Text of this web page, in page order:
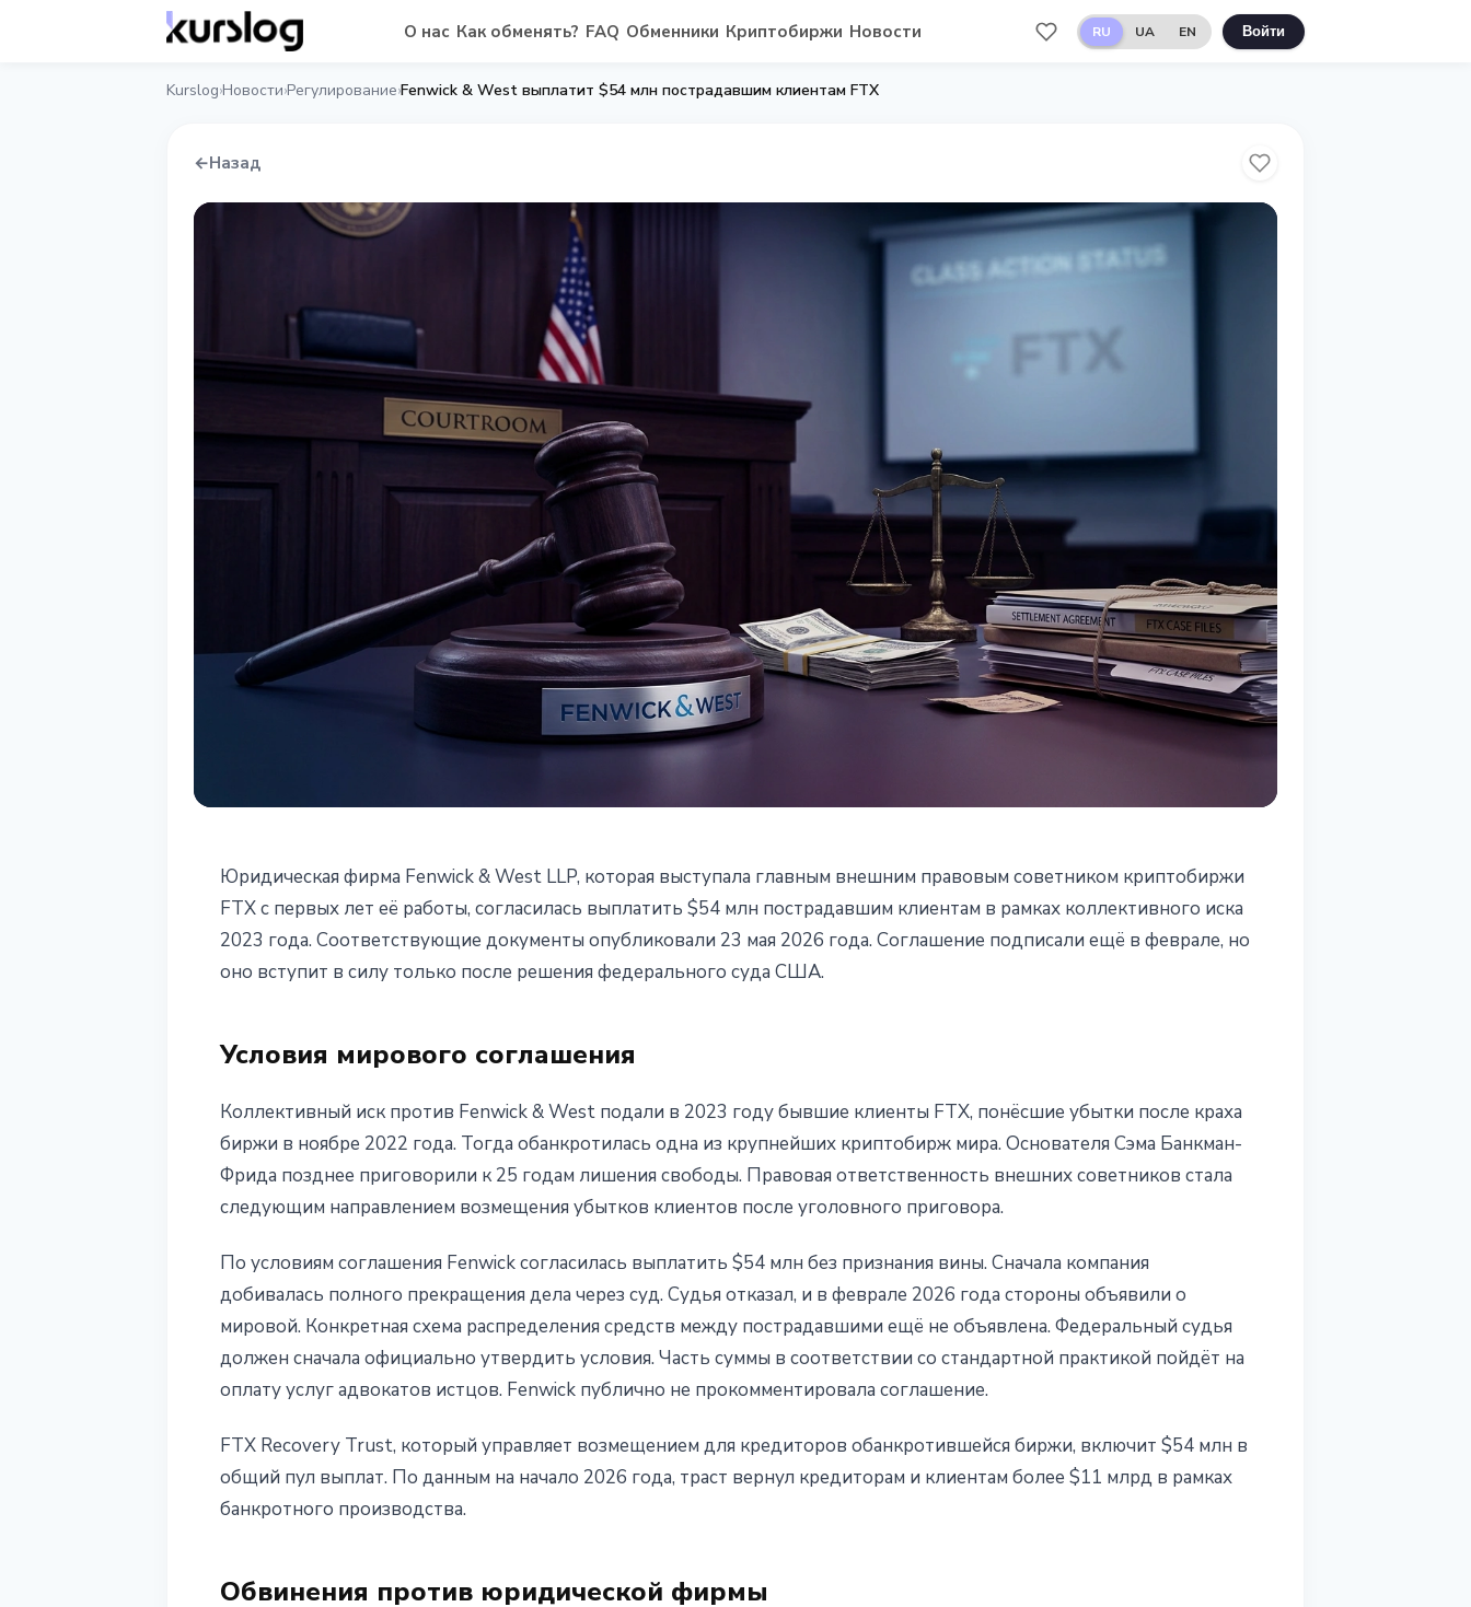
О нас Как обменять? FAQ Обменники Криптобиржи Новости RU UA EN Войти
Kurslog›Новости›Регулирование›Fenwick & West выплатит $54 млн пострадавшим клиентам FTX
←Назад
Fenwick & West выплатит $54 млн
пострадавшим клиентам FTX
Юридическая фирма Fenwick & West LLP, которая выступала главным внешним правовым советником криптобиржи
FTX с первых лет её работы, согласилась выплатить $54 млн пострадавшим клиентам в рамках коллективного иска
2023 года. Соответствующие документы опубликовали 23 мая 2026 года. Соглашение подписали ещё в феврале, но
оно вступит в силу только после решения федерального суда США.
Условия мирового соглашения
Коллективный иск против Fenwick & West подали в 2023 году бывшие клиенты FTX, понёсшие убытки после краха
биржи в ноябре 2022 года. Тогда обанкротилась одна из крупнейших криптобирж мира. Основателя Сэма Банкман-
Фрида позднее приговорили к 25 годам лишения свободы. Правовая ответственность внешних советников стала
следующим направлением возмещения убытков клиентов после уголовного приговора.
По условиям соглашения Fenwick согласилась выплатить $54 млн без признания вины. Сначала компания
добивалась полного прекращения дела через суд. Судья отказал, и в феврале 2026 года стороны объявили о
мировой. Конкретная схема распределения средств между пострадавшими ещё не объявлена. Федеральный судья
должен сначала официально утвердить условия. Часть суммы в соответствии со стандартной практикой пойдёт на
оплату услуг адвокатов истцов. Fenwick публично не прокомментировала соглашение.
FTX Recovery Trust, который управляет возмещением для кредиторов обанкротившейся биржи, включит $54 млн в
общий пул выплат. По данным на начало 2026 года, траст вернул кредиторам и клиентам более $11 млрд в рамках
банкротного производства.
Обвинения против юридической фирмы